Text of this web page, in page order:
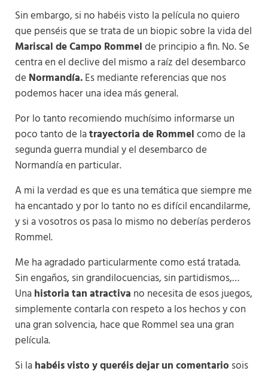
Sin embargo, si no habéis visto la película no quiero
que penséis que se trata de un biopic sobre la vida del
Mariscal de Campo Rommelde principio a fin. No. Se
centra en el declive del mismo a raíz del desembarco
de Normandía.Es mediante referencias que nos
podemos hacer una idea más general.
Por lo tanto recomiendo muchísimo informarse un
poco tanto de latrayectoria de Rommelcomo de la
segunda guerra mundial y el desembarco de
Normandía en particular.
A mi la verdad es que es una temática que siempre me
ha encantado y por lo tanto no es difícil encandilarme,
y si a vosotros os pasa lo mismo no deberías perderos
Rommel.
Me ha agradado particularmente como está tratada.
Sin engaños, sin grandilocuencias, sin partidismos,…
Unahistoria tan atractiva no necesita de esos juegos,
simplemente contarla con respeto a los hechos y con
una gran solvencia, hace que Rommel sea una gran
película.
Si lahabéis visto y queréis dejar un comentario sois